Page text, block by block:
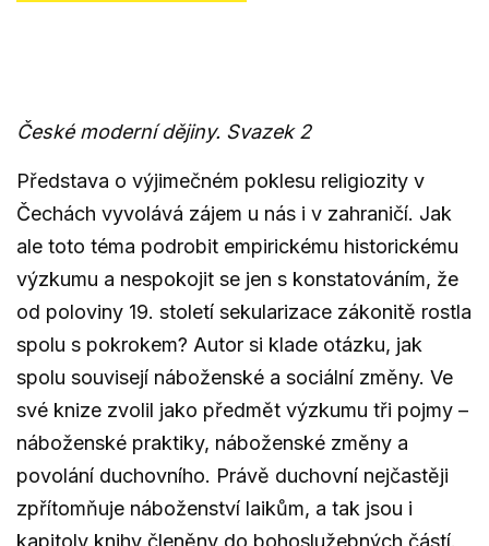
České moderní dějiny. Svazek 2
Představa o výjimečném poklesu religiozity v
Čechách vyvolává zájem u nás i v zahraničí. Jak
ale toto téma podrobit empirickému historickému
výzkumu a nespokojit se jen s konstatováním, že
od poloviny 19. století sekularizace zákonitě rostla
spolu s pokrokem? Autor si klade otázku, jak
spolu souvisejí náboženské a sociální změny. Ve
své knize zvolil jako předmět výzkumu tři pojmy –
náboženské praktiky, náboženské změny a
povolání duchovního. Právě duchovní nejčastěji
zpřítomňuje náboženství laikům, a tak jsou i